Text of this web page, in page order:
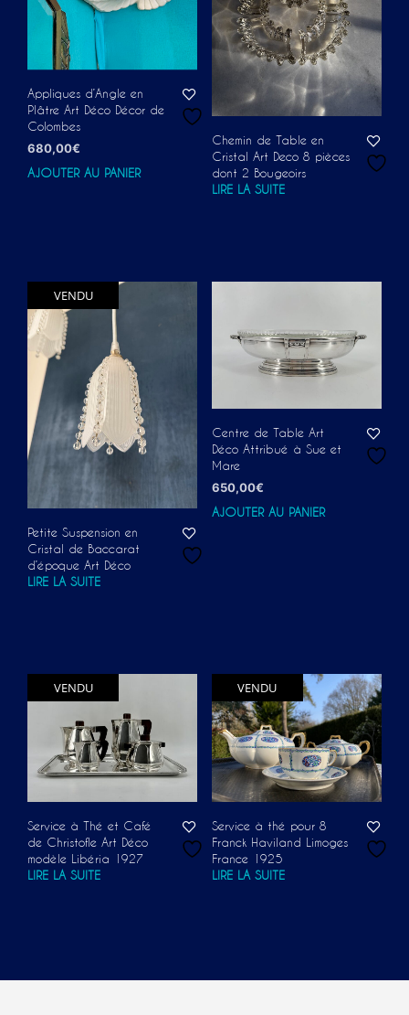
Appliques d’Angle en
Plâtre Art Déco Décor de
Colombes
680,00€
AJOUTER AU PANIER
Chemin de Table en
Cristal Art Deco 8 pièces
dont 2 Bougeoirs
LIRE LA SUITE
VENDU
Petite Suspension en
Cristal de Baccarat
d’époque Art Déco
LIRE LA SUITE
Centre de Table Art
Déco Attribué à Sue et
Mare
650,00€
AJOUTER AU PANIER
VENDU
Service à Thé et Café
de Christofle Art Déco
modèle Libéria 1927
LIRE LA SUITE
VENDU
Service à thé pour 8
Franck Haviland Limoges
France 1925
LIRE LA SUITE